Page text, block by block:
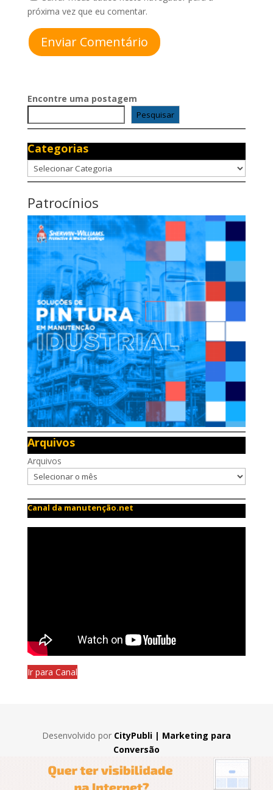
próxima vez que eu comentar.
Enviar Comentário
Encontre uma postagem
Pesquisar
Categorias
Categorias
Patrocínios
Arquivos
Arquivos
Canal da manutenção.net
Ir para Canal
Desenvolvido por CityPubli | Marketing para
Conversão